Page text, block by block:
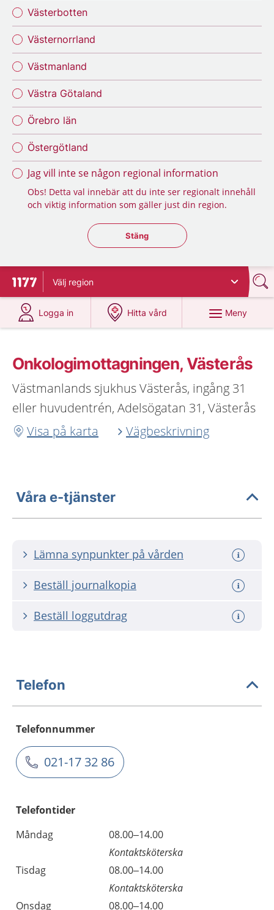
Västerbotten
Västernorrland
Västmanland
Västra Götaland
Örebro län
Östergötland
Jag vill inte se någon regional information
Obs! Detta val innebär att du inte ser regionalt innehåll
och viktig information som gäller just din region.
Stäng regionsväljaren
Stäng
Till startsidan för 1177
Välj region
Logga in
på 1177.se
Hitta vård
på 1177.se
Meny
Onkologimottagningen, Västerås
Västmanlands sjukhus Västerås, ingång 31
eller huvudentrén, Adelsögatan 31, Västerås
Visa på karta
Vägbeskrivning
Våra e-tjänster
Lämna synpunkter på vården
Beställ journalkopia
Beställ loggutdrag
Telefon
Telefonnummer
021-17 32 86
Telefontider
Måndag
08.00–14.00
Kontaktsköterska
Tisdag
08.00–14.00
Kontaktsköterska
Onsdag
08.00–14.00